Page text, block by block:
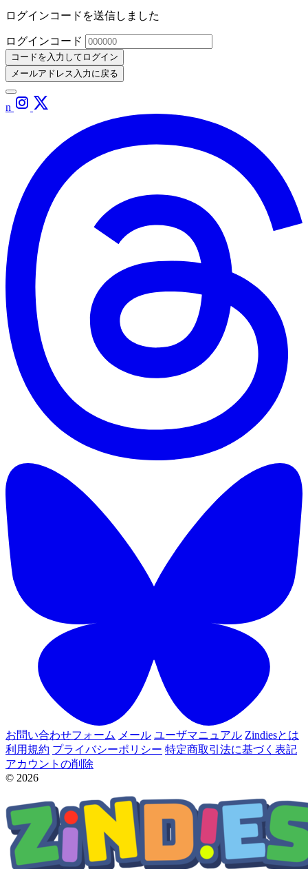
ログインコードを送信しました
ログインコード
コードを入力してログイン
メールアドレス入力に戻る
n
お問い合わせフォーム メール ユーザマニュアル Zindiesとは
利用規約 プライバシーポリシー 特定商取引法に基づく表記
アカウントの削除
© 2026